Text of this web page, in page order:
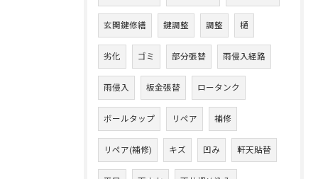
玄関鍵修繕 鍵調整 調整 樋
劣化 ゴミ 部分張替 雨侵入経路
雨侵入 板金張替 ロータンク
ボールタップ リペア 補修
リペア(補修) キズ 凹み 軒天貼替